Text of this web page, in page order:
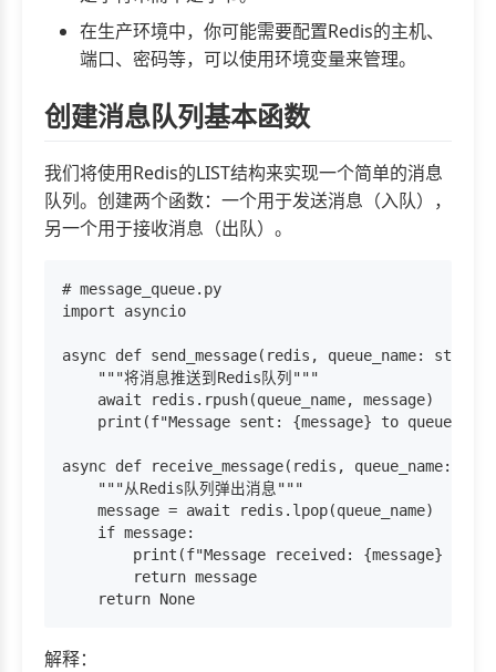
在生产环境中，你可能需要配置Redis的主机、
端口、密码等，可以使用环境变量来管理。
创建消息队列基本函数
我们将使用Redis的LIST结构来实现一个简单的消息
队列。创建两个函数：一个用于发送消息（入队），
另一个用于接收消息（出队）。
# message_queue.py
import asyncio
async def send_message(redis, queue_name: str,
    """将消息推送到Redis队列"""
    await redis.rpush(queue_name, message)
print(f"Message sent: {message} to queue
async def receive_message(redis, queue_name:
    """从Redis队列弹出消息"""
    message = await redis.lpop(queue_name)
    if message:
print(f"Message received: {message} from
        return message
解释：